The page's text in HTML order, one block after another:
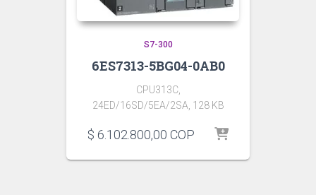
S7-300
6ES7313-5BG04-0AB0
CPU313C,
24ED/16SD/5EA/2SA, 128 KB
$ 6.102.800,00 COP